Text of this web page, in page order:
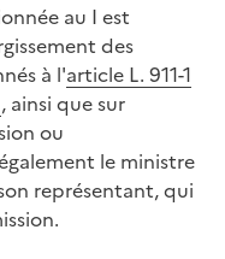
au I est
des
à l'article L. 911-1
, ainsi que sur
ou
le ministre
représentant, qui